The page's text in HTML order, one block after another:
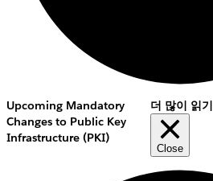
Upcoming Mandatory
Changes to Public Key
Infrastructure (PKI)
더 많이 읽기
Close